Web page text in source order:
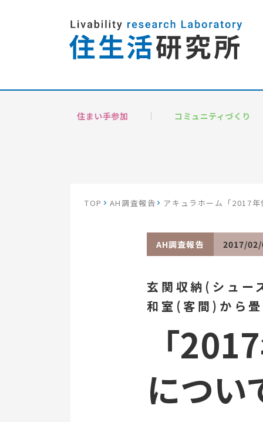
住まい手参加 コミュニティづくり
TOP AH調査報告 アキュラホーム「2017
AH調査報告 2017/
玄関収納(シュー
和室(客間)から
「
につい